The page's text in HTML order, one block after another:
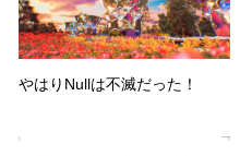
やはりNullは不滅だった！